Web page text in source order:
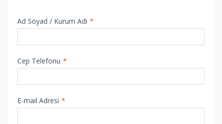
Ad Soyad / Kurum Adı *
Cep Telefonu *
E-mail Adresi *